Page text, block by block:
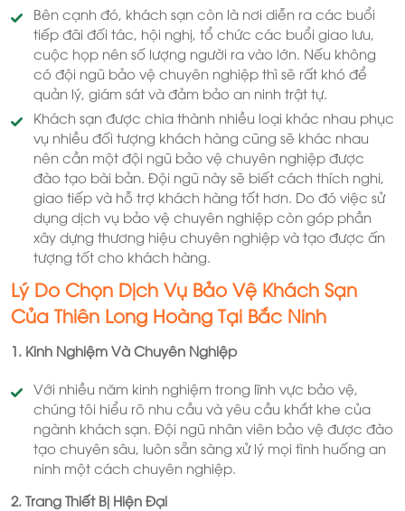
Bên cạnh đó, khách sạn còn là nơi diễn ra các buổi
tiếp đãi đối tác, hội nghị, tổ chức các buổi giao lưu,
cuộc họp nên số lượng người ra vào lớn. Nếu không
có đội ngũ bảo vệ chuyên nghiệp thì sẽ rất khó để
quản lý, giám sát và đảm bảo an ninh trật tự.
Khách sạn được chia thành nhiều loại khác nhau phục
vụ nhiều đối tượng khách hàng cũng sẽ khác nhau
nên cần một đội ngũ bảo vệ chuyên nghiệp được
đào tạo bài bản. Đội ngũ này sẽ biết cách thích nghi,
giao tiếp và hỗ trợ khách hàng tốt hơn. Do đó việc sử
dụng dịch vụ bảo vệ chuyên nghiệp còn góp phần
xây dựng thương hiệu chuyên nghiệp và tạo được ấn
tượng tốt cho khách hàng.
Lý Do Chọn Dịch Vụ Bảo Vệ Khách Sạn
Của Thiên Long Hoàng Tại Bắc Ninh
1. Kinh Nghiệm Và Chuyên Nghiệp
Với nhiều năm kinh nghiệm trong lĩnh vực bảo vệ,
chúng tôi hiểu rõ nhu cầu và yêu cầu khắt khe của
ngành khách sạn. Đội ngũ nhân viên bảo vệ được đào
tạo chuyên sâu, luôn sẵn sàng xử lý mọi tình huống an
ninh một cách chuyên nghiệp.
2. Trang Thiết Bị Hiện Đại